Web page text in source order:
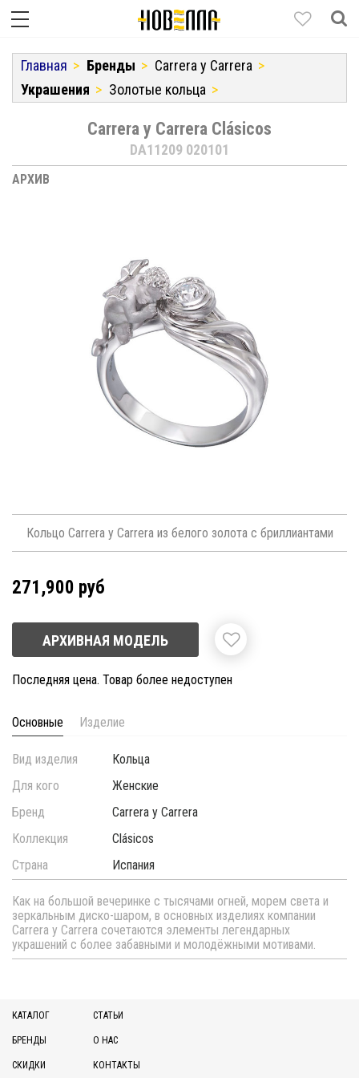
Главная Бренды
Carrera y Carrera
Украшения
Золотые кольца
Carrera y Carrera Clásicos
DA11209 020101
АРХИВ
Кольцо Carrera y Carrera из белого золота с бриллиантами
271,900 руб
АРХИВНАЯ МОДЕЛЬ
Последняя цена. Товар более недоступен
Основные Изделие
Вид изделия
Кольца
Для кого
Женские
Бренд
Carrera y Carrera
Коллекция
Clásicos
Страна
Испания
Как на большой вечеринке с тысячами огней, морем света и
зеркальным диско-шаром, в основных изделиях компании
Carrera y Carrera сочетаются элементы легендарных
украшений с более забавными и молодёжными мотивами.
КАТАЛОГ
БРЕНДЫ
СКИДКИ
СТАТЬИ
О НАС
КОНТАКТЫ